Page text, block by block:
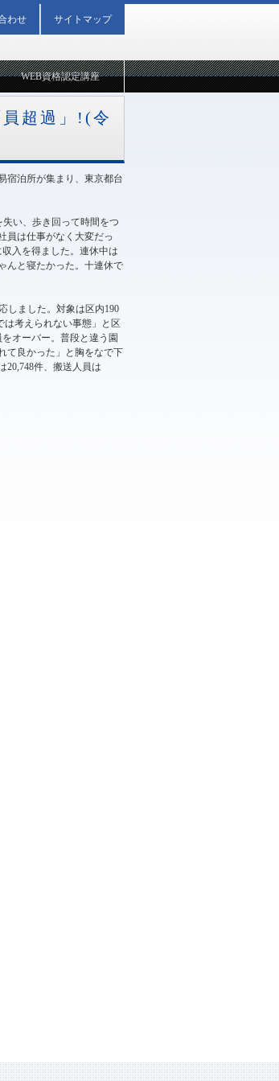
超過」!(令
宿泊所が集まり、東京都台
い、歩き回って時間をつ
員は仕事がなく大変だっ
入を得ました。連休中は
んと寝たかった。十連休で
しました。対象は区内190
は考えられない事態」と区
オーバー。普段と違う園
て良かった」と胸をなで下
20,748件、搬送人員は
WEB資格認定講座
わせ サイトマップ